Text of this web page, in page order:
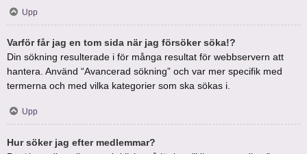
Upp
Varför får jag en tom sida när jag försöker söka!?
Din sökning resulterade i för många resultat för webbservern att
hantera. Använd “Avancerad sökning” och var mer specifik med
termerna och med vilka kategorier som ska sökas i.
Upp
Hur söker jag efter medlemmar?